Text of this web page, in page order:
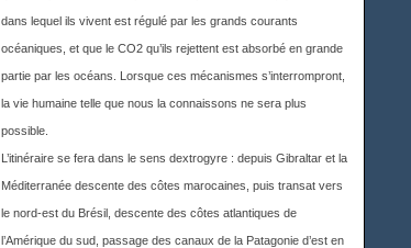
dans lequel ils vivent est régulé par les grands courants
océaniques, et que le CO2 qu’ils rejettent est absorbé en grande
partie par les océans. Lorsque ces mécanismes s’interrompront,
la vie humaine telle que nous la connaissons ne sera plus
possible.
L’itinéraire se fera dans le sens dextrogyre : depuis Gibraltar et la
Méditerranée descente des côtes marocaines, puis transat vers
le nord-est du Brésil, descente des côtes atlantiques de
l’Amérique du sud, passage des canaux de la Patagonie d’est en